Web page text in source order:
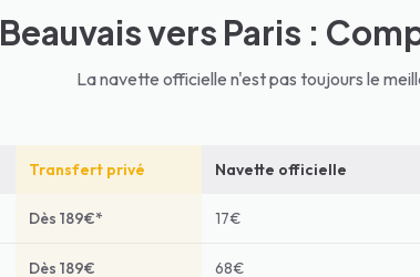
Beauvais vers Paris :
La navette officielle n'est pas toujours le
Transfert privé Navette officielle
Dès 189€* 17€
Dès 189€ 68€